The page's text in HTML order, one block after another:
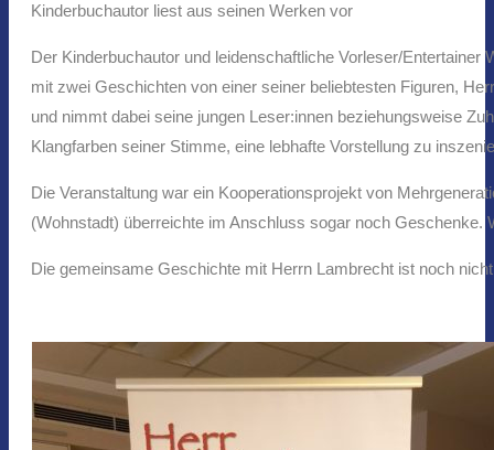
Kinderbuchautor liest aus seinen Werken vor
Der Kinderbuchautor und leidenschaftliche Vorleser/
mit zwei Geschichten von einer seiner beliebtesten Figuren,
und nimmt dabei seine jungen Leser:innen beziehungsweise
Klangfarben seiner Stimme, eine lebhafte Vorstellung zu
Die Veranstaltung war ein Kooperationsprojekt von
(Wohnstadt) überreichte im Anschluss sogar noch Geschenke.
Die gemeinsame Geschichte mit Herrn Lambrecht ist noch